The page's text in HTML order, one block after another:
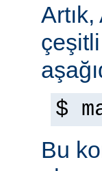
$
Bu